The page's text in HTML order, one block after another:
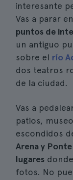
interesante
Vas a parar en
puntos de
un antiguo
sobre el río
dos teatros
de la ciudad.
Vas a
patios,
escondidos
Arena y
lugares
fotos. No